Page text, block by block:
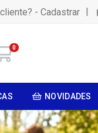
- Cadastrar |
0
NOVIDADES